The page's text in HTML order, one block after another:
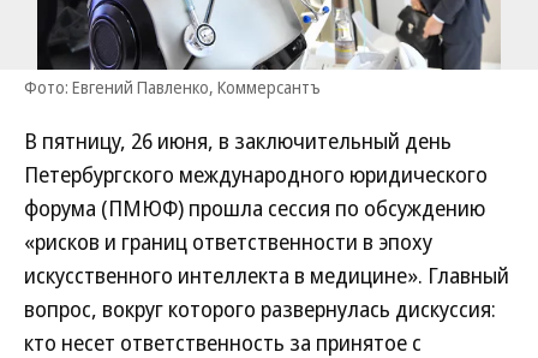
Фото: Евгений Павленко, Коммерсантъ
В пятницу, 26 июня, в заключительный день
Петербургского международного юридического
форума (ПМЮФ) прошла сессия по обсуждению
«рисков и границ ответственности в эпоху
искусственного интеллекта в медицине». Главный
вопрос, вокруг которого развернулась дискуссия:
кто несет ответственность за принятое с